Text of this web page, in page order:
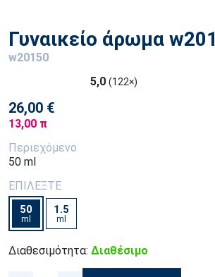
Γυναικείο άρωμα w201
w20150
5,0 (122×)
26,00 €
13,00 π
Περιεχόμενο
50 ml
ΕΠΙΛΕΞΤΕ
50
ml
1.5
ml
Διαθεσιμότητα: Διαθέσιμο